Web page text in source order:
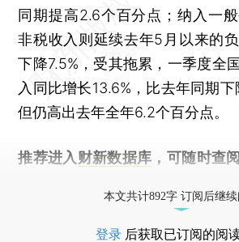
同期提高2.6个百分点；纳入一
非税收入则延续去年5月以来的
下降7.5%，受其拖累，一季度全
入同比增长13.6%，比去年同期下
但仍高出去年全年6.2个百分点。
推荐进入 财新数据库 ，可随时查
本文共计892字 订阅后继
登录 后获取已订阅的阅